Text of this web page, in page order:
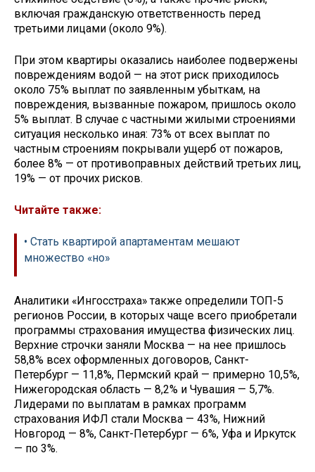
включая гражданскую ответственность перед
третьими лицами (около 9%).
При этом квартиры оказались наиболее подвержены
повреждениям водой — на этот риск приходилось
около 75% выплат по заявленным убыткам, на
повреждения, вызванные пожаром, пришлось около
5% выплат. В случае с частными жилыми строениями
ситуация несколько иная: 73% от всех выплат по
частным строениям покрывали ущерб от пожаров,
более 8% — от противоправных действий третьих лиц,
19% — от прочих рисков.
Читайте также:
• Стать квартирой апартаментам мешают
множество «но»
Аналитики «Ингосстраха» также определили ТОП-5
регионов России, в которых чаще всего приобретали
программы страхования имущества физических лиц.
Верхние строчки заняли Москва — на нее пришлось
58,8% всех оформленных договоров, Санкт-
Петербург — 11,8%, Пермский край — примерно 10,5%,
Нижегородская область — 8,2% и Чувашия — 5,7%.
Лидерами по выплатам в рамках программ
страхования ИФЛ стали Москва — 43%, Нижний
Новгород — 8%, Санкт-Петербург — 6%, Уфа и Иркутск
— по 3%.